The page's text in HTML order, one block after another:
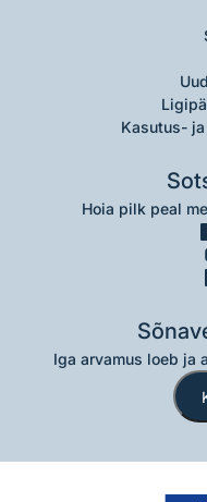
Kasutus-
Hoia pilk peal
Iga arvamus loeb ja